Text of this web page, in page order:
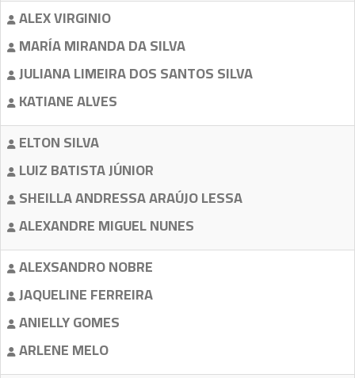
ALEX VIRGINIO
MARÍA MIRANDA DA SILVA
JULIANA LIMEIRA DOS SANTOS SILVA
KATIANE ALVES
ELTON SILVA
LUIZ BATISTA JÚNIOR
SHEILLA ANDRESSA ARAÚJO LESSA
ALEXANDRE MIGUEL NUNES
ALEXSANDRO NOBRE
JAQUELINE FERREIRA
ANIELLY GOMES
ARLENE MELO